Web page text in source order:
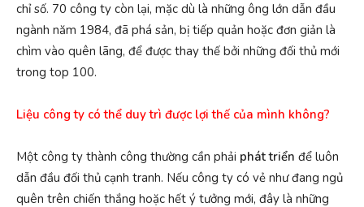
chỉ số. 70 công ty còn lại, mặc dù là những ông lớn dẫn đầu
ngành năm 1984, đã phá sản, bị tiếp quản hoặc đơn giản là
chìm vào quên lãng, để được thay thế bởi những đối thủ mới
trong top 100.
Liệu công ty có thể duy trì được lợi thế của mình không?
Một công ty thành công thường cần phải phát triển để luôn
dẫn đầu đối thủ cạnh tranh. Nếu công ty có vẻ như đang ngủ
quên trên chiến thắng hoặc hết ý tưởng mới, đây là những